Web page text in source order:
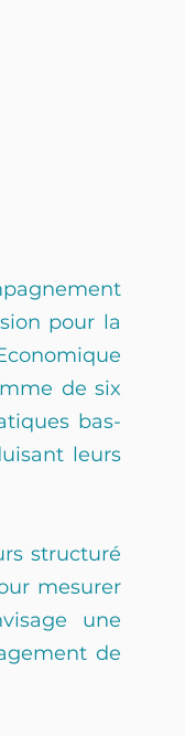
pour la
de six
bas-
leurs
structuré
mesurer
une
de